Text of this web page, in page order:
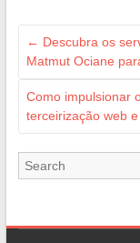
← Descubra os
Matmut Ociane
Como impulsionar
terceirização web